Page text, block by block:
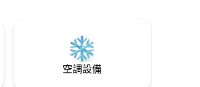
空調設備